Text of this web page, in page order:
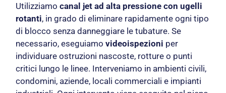
Utilizziamo canal jet ad alta pressione con ugelli
rotanti, in grado di eliminare rapidamente ogni tipo
di blocco senza danneggiare le tubature. Se
necessario, eseguiamo videoispezioni per
individuare ostruzioni nascoste, rotture o punti
critici lungo le linee. Interveniamo in ambienti civili,
condomini, aziende, locali commerciali e impianti